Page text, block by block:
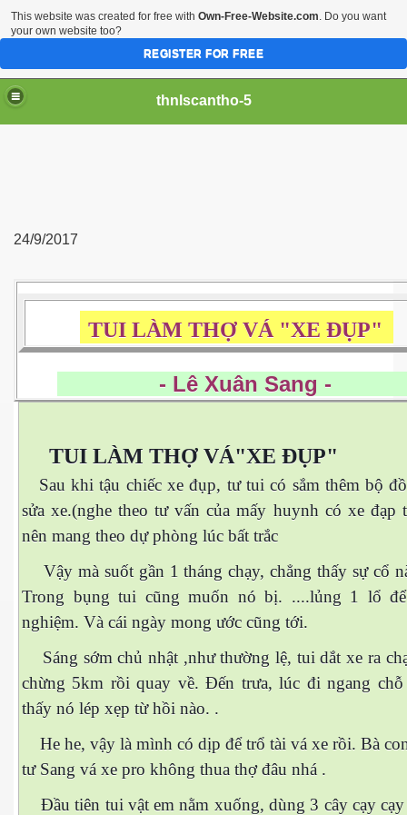
thnlscantho-5
24/9/2017
TUI LÀM THỢ VÁ "XE ĐỤP"
- Lê Xuân
TUI LÀM THỢ VÁ"XE ĐỤP"
Sau khi tậu chiếc xe đụp, tư tui có sắm thêm bộ
sửa xe.(nghe theo tư vấn của mấy huynh có xe đạp
nên mang theo dự phòng lúc bất trắc
Vậy mà suốt gần 1 tháng chạy, chẳng thấy sự cổ
Trong bụng tui cũng muốn nó bị. ....lủng 1 lổ
nghiệm. Và cái ngày mong ước cũng tới.
Sáng sớm chủ nhật ,như thường lệ, tui dắt xe ra
chừng 5km rồi quay về. Đến trưa, lúc đi ngang
thấy nó lép xẹp từ hồi nào. .
He he, vậy là mình có dịp để trổ tài vá xe rồi. Bà
tư Sang vá xe pro không thua thợ đâu nhá .
Đầu tiên tui vật em nằm xuống, dùng 3 cây cạy
Bộ xưa
2015
This website was created for free with Own-Free-Website.com. Do you want
your own website too?
REGISTER FOR FREE